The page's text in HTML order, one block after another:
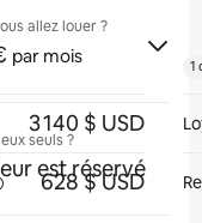
allez louer ?
par mois
seuls ?
est réservé
3 140 $ USD
628 $ USD
1